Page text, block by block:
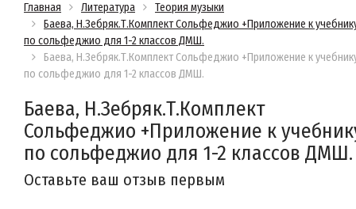
Главная Литература
Теория музыки
Баева, Н.Зебряк.Т.Комплект Сольфеджио +Приложение к
по сольфеджио для 1-2 классов ДМШ.
Баева, Н.Зебряк.Т.Комплект Сольфеджио +Приложение к
по сольфеджио для 1-2 классов ДМШ.
Баева, Н.Зебряк.Т.Комплект
Сольфеджио +Приложение к
по сольфеджио для 1-2 классов ДМШ.
Оставьте ваш отзыв первым